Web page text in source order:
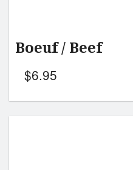
Boeuf / Beef
$6.95